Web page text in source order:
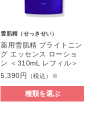
雪肌精（せっきせい）
薬用雪肌精 ブライトニン
グ エッセンス ローショ
ン ＜310mL レフィル＞
5,390円
（税込）※
種類を選ぶ